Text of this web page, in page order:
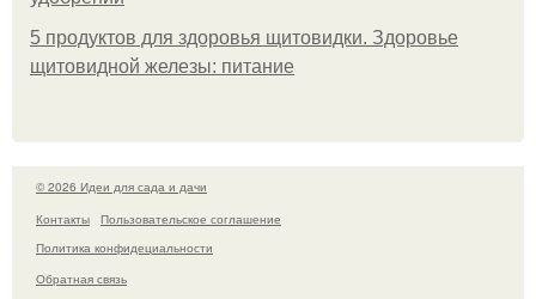
5 продуктов для здоровья щитовидки. Здоровье
щитовидной железы: питание
© 2026 Идеи для сада и дачи
Контакты
Пользовательское соглашение
Политика конфидециальности
Обратная связь